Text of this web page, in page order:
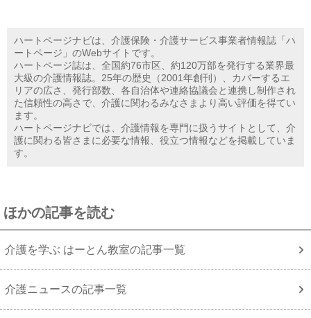
ハートページナビは、介護保険・介護サービス事業者情報誌「ハ
ートページ」のWebサイトです。
ハートページ誌は、全国約76市区、約120万部を発行する業界最
大級の介護情報誌。25年の歴史（2001年創刊）、カバーするエ
リアの広さ、発行部数、各自治体や連絡協議会と連携し制作され
た信頼性の高さで、介護に関わるみなさまより高い評価を得てい
ます。
ハートページナビでは、介護情報を専門に扱うサイトとして、介
護に関わる皆さまに必要な情報、役立つ情報などを掲載していま
す。
ほかの記事を読む
介護を学ぶ はーとん教室の記事一覧
介護ニュースの記事一覧